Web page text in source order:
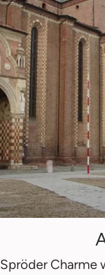
Spröder Charme